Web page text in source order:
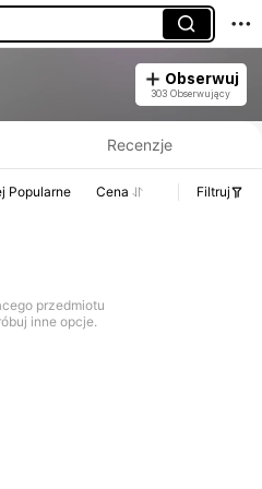
Obserwuj
303 Obserwujący
Recenzje
Popularne Cena Filtruj
przedmiotu
inne opcje.